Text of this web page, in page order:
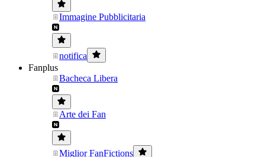
Immagine Pubblicitaria
notifica
Fanplus
Bacheca Libera
Arte dei Fan
Miglior FanFictions